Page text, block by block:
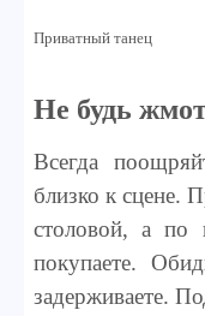
Приватный танец
Не будь
Всегда
близко к сцене.
столовой, а по
покупаете.
задерживаете.